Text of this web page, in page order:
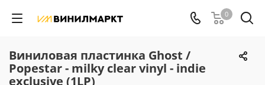
0
Виниловая пластинка Ghost /
Popestar - milky clear vinyl - indie
exclusive (1LP)